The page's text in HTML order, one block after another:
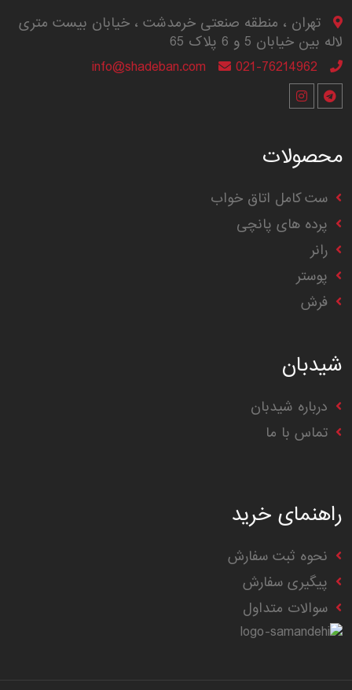
تهران ، منطقه صنعتی خرمدشت ، خیابان بیست متری
لاله بین خیابان 5 و 6 پلاک 65
021-76214962
info@shadeban.com
محصولات
ست کامل اتاق خواب
پرده های پانچی
رانر
پوستر
فرش
شیدبان
درباره شیدبان
تماس با ما
راهنمای خرید
نحوه ثبت سفارش
پیگیری سفارش
سوالات متداول